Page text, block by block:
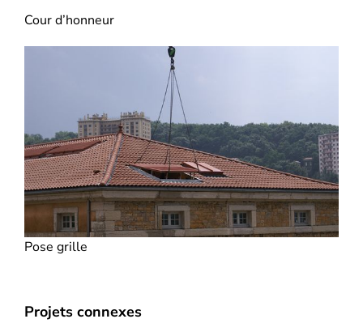
Cour d’honneur
Pose grille
Projets connexes
Groupe